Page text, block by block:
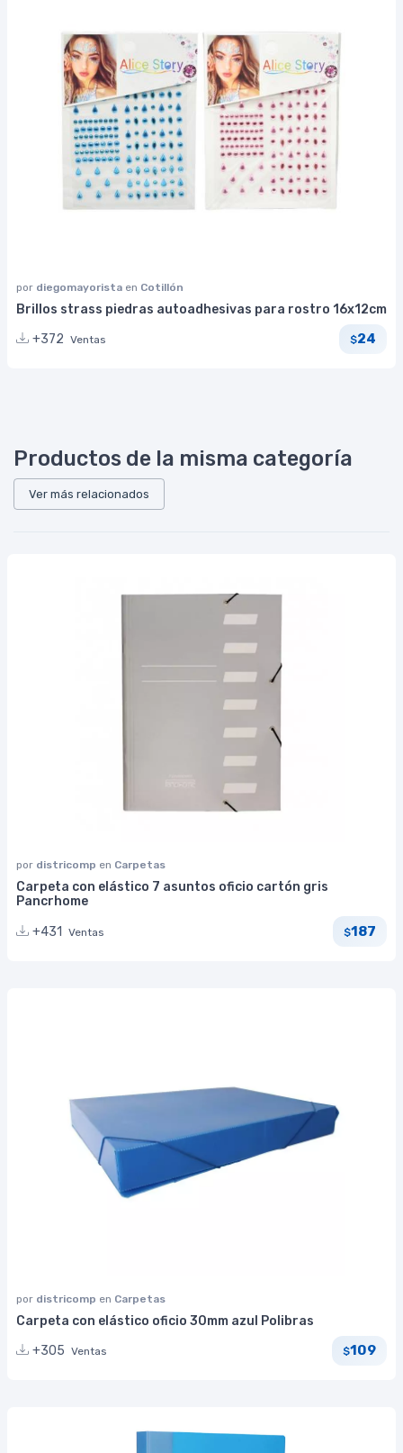
por diegomayorista en Cotillón
Brillos strass piedras autoadhesivas para rostro 16x12cm
+372 Ventas $24
Productos de la misma categoría
Ver más relacionados
por districomp en Carpetas
Carpeta con elástico 7 asuntos oficio cartón gris
Pancrhome
+431
Ventas $187
por districomp en Carpetas
Carpeta con elástico oficio 30mm azul Polibras
+305 Ventas $109